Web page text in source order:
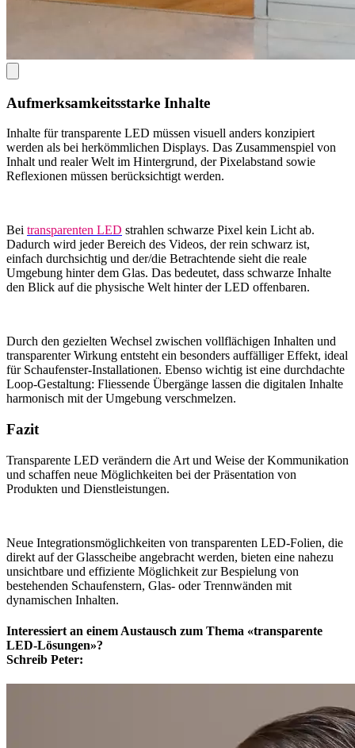
​​Aufmerksamkeitsstarke Inhalte​
​​​Inhalte für transparente LED müssen visuell anders konzipiert
werden als bei herkömmlichen Displays. Das Zusammenspiel von
Inhalt und realer Welt im Hintergrund, der Pixelabstand sowie
Reflexionen müssen berücksichtigt werden.
​Bei transparenten LED strahlen schwarze Pixel kein Licht ab.
Dadurch wird jeder Bereich des Videos, der rein schwarz ist,
einfach durchsichtig und der/die Betrachtende sieht die reale
Umgebung hinter dem Glas. Das bedeutet, dass schwarze Inhalte
den Blick auf die physische Welt hinter der LED offenbaren.
​Durch den gezielten Wechsel zwischen vollflächigen Inhalten und
transparenter Wirkung entsteht ein besonders auffälliger Effekt, ideal
für Schaufenster-Installationen. Ebenso wichtig ist eine durchdachte
Loop-Gestaltung: Fliessende Übergänge lassen die digitalen Inhalte
harmonisch mit der Umgebung verschmelzen.​
​​Fazit​
​​Transparente LED verändern die Art und Weise der Kommunikation
und schaffen neue Möglichkeiten bei der Präsentation von
Produkten und Dienstleistungen.
​Neue Integrationsmöglichkeiten von transparenten LED-Folien, die
direkt auf der Glasscheibe angebracht werden, bieten eine nahezu
unsichtbare und effiziente Möglichkeit zur Bespielung von
bestehenden Schaufenstern, Glas- oder Trennwänden mit
dynamischen Inhalten.
Interessiert an einem Austausch zum Thema «transparente
LED-Lösungen»?
Schreib Peter: